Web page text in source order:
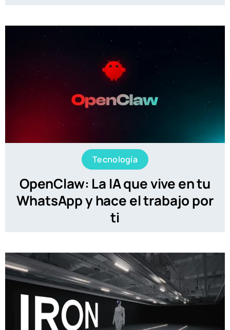
Tecnología
OpenClaw: La IA que vive en tu
WhatsApp y hace el trabajo por
ti